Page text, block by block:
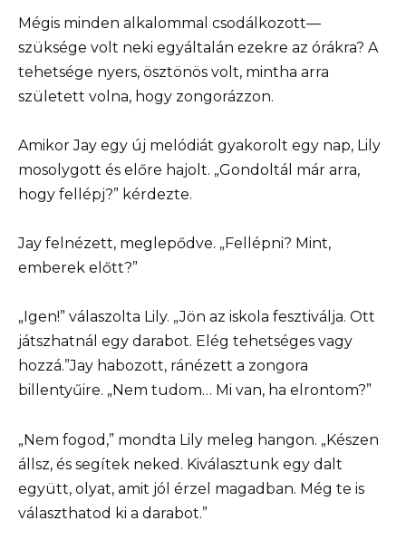
Mégis minden alkalommal csodálkozott—
szüksége volt neki egyáltalán ezekre az órákra? A
tehetsége nyers, ösztönös volt, mintha arra
született volna, hogy zongorázzon.
Amikor Jay egy új melódiát gyakorolt egy nap, Lily
mosolygott és előre hajolt. „Gondoltál már arra,
hogy fellépj?” kérdezte.
Jay felnézett, meglepődve. „Fellépni? Mint,
emberek előtt?”
„Igen!” válaszolta Lily. „Jön az iskola fesztiválja. Ott
játszhatnál egy darabot. Elég tehetséges vagy
hozzá.”Jay habozott, ránézett a zongora
billentyűire. „Nem tudom… Mi van, ha elrontom?”
„Nem fogod,” mondta Lily meleg hangon. „Készen
állsz, és segítek neked. Kiválasztunk egy dalt
együtt, olyat, amit jól érzel magadban. Még te is
választhatod ki a darabot.”